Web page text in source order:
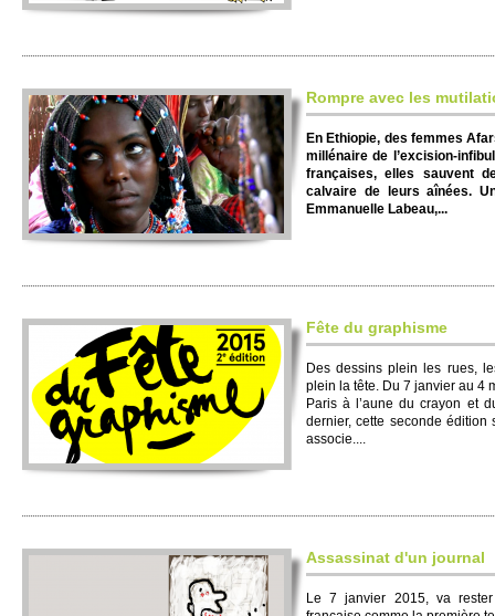
Rompre avec les
En Ethiopie, des femmes
millénaire de l’excision-
françaises, elles sauvent
calvaire de leurs aînées.
Emmanuelle Labeau,...
Fête du graphisme
Des dessins plein les rues,
plein la tête. Du 7 janvier au 4
Paris à l’aune du crayon et
dernier, cette seconde édition
associe....
Assassinat d'un journal
Le 7 janvier 2015, va